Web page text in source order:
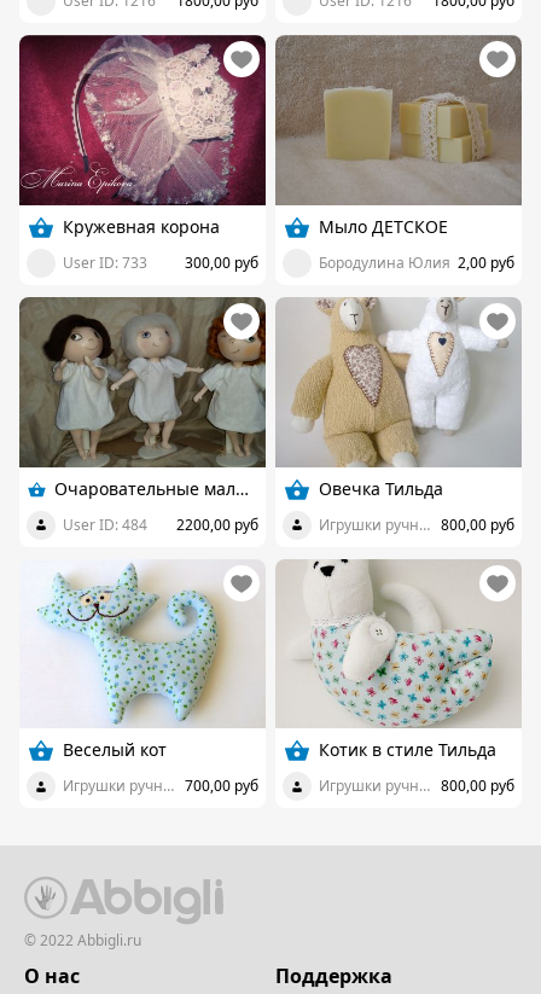
Кружевная корона
User ID: 733 300,00 руб
Мыло ДЕТСКОЕ
Бородулина Юлия 2,00 руб
Очаровательные малыши-ангелы
User ID: 484 2200,00 руб
Овечка Тильда
Игрушки ручной работы 800,00 руб
Веселый кот
Игрушки ручной работы 700,00 руб
Котик в стиле Тильда
Игрушки ручной работы 800,00 руб
© 2022 Abbigli.ru
О нас Поддержка